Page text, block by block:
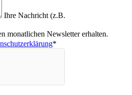
Ihre Nachricht (z.B.
monatlichen Newsletter erhalten.
*